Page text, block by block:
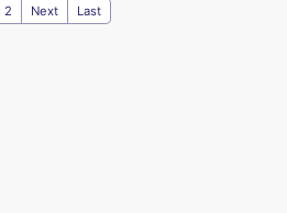
2 Next Last